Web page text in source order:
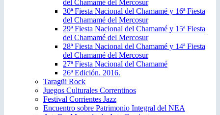
del Chamamé del Mercosur
30ª Fiesta Nacional del Chamamé y 16ª Fiesta
del Chamamé del Mercosur
29ª Fiesta Nacional del Chamamé y 15ª Fiesta
del Chamamé del Mercosur
28ª Fiesta Nacional del Chamamé y 14ª Fiesta
del Chamamé del Mercosur
27ª Fiesta Nacional del Chamamé
26ª Edición. 2016.
Taragüi Rock
Juegos Culturales Correntinos
Festival Corrientes Jazz
Encuentro sobre Patrimonio Integral del NEA